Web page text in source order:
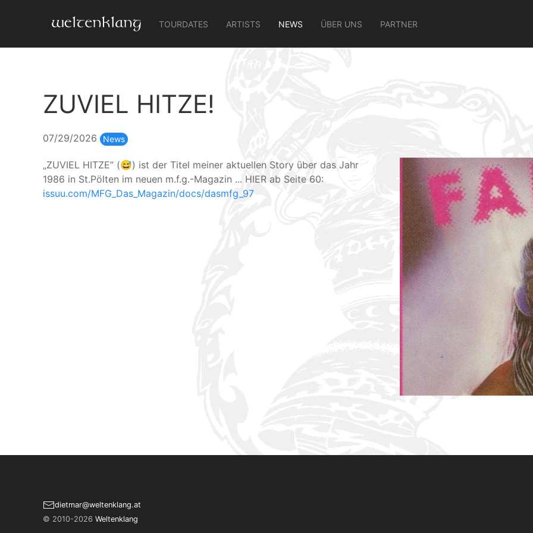
TOURDATES ARTISTS NEWS ÜBER UNS PARTNER
ZUVIEL HITZE!
07/29/2026 News
„ZUVIEL HITZE” (😅) ist der Titel meiner aktuellen Story über das Jahr
1986 in St.Pölten im neuen m.f.g.-Magazin ... HIER ab Seite 60:
issuu.com/MFG_Das_Magazin/docs/dasmfg_97
dietmar­@­weltenklang.at
© 2010-2026 Weltenklang